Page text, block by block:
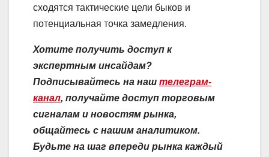
сходятся тактические цели быков и
потенциальная точка замедления.
Хотите получить доступ к
экспертным инсайдам?
Подписывайтесь на наш телеграм-
канал, получайте доступ торговым
сигналам и новостям рынка,
общайтесь с нашим аналитиком.
Будьте на шаг впереди рынка каждый